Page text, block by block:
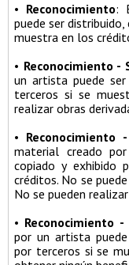
• Reconocimiento:
puede ser
muestra en los
• Reconocimiento -
un artista puede
terceros si se
realizar obras
• Reconocimiento
material creado
copiado y exhibido
créditos. No se
No se pueden
• Reconocimiento
por un artista
por terceros si se